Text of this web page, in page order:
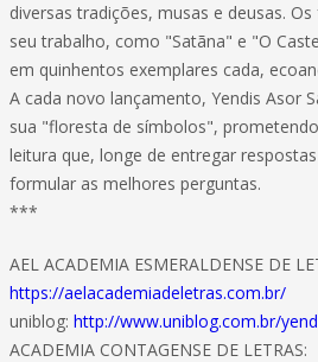
diversas tradições, musas e deusas.
seu trabalho, como "Satãna" e "O
em quinhentos exemplares cada,
A cada novo lançamento, Yendis Asor
sua "floresta de símbolos",
leitura que, longe de entregar
formular as melhores perguntas.
***
AEL ACADEMIA ESMERALDENSE DE
https://aelacademiadeletras.com.br/
uniblog: http://www.uniblog.com.br/
ACADEMIA CONTAGENSE DE LETRAS: